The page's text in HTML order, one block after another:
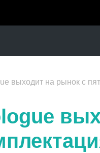
выходит на рынок с